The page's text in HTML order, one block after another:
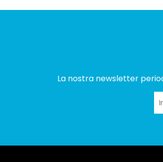
La nostra newsletter